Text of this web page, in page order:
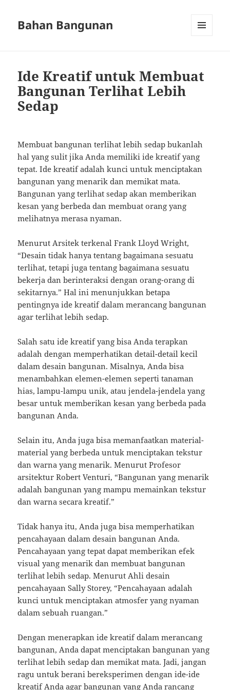
Bahan Bangunan
Ide Kreatif untuk Membuat
Bangunan Terlihat Lebih
Sedap
Membuat bangunan terlihat lebih sedap bukanlah
hal yang sulit jika Anda memiliki ide kreatif yang
tepat. Ide kreatif adalah kunci untuk menciptakan
bangunan yang menarik dan memikat mata.
Bangunan yang terlihat sedap akan memberikan
kesan yang berbeda dan membuat orang yang
melihatnya merasa nyaman.
Menurut Arsitek terkenal Frank Lloyd Wright,
“Desain tidak hanya tentang bagaimana sesuatu
terlihat, tetapi juga tentang bagaimana sesuatu
bekerja dan berinteraksi dengan orang-orang di
sekitarnya.” Hal ini menunjukkan betapa
pentingnya ide kreatif dalam merancang bangunan
agar terlihat lebih sedap.
Salah satu ide kreatif yang bisa Anda terapkan
adalah dengan memperhatikan detail-detail kecil
dalam desain bangunan. Misalnya, Anda bisa
menambahkan elemen-elemen seperti tanaman
hias, lampu-lampu unik, atau jendela-jendela yang
besar untuk memberikan kesan yang berbeda pada
bangunan Anda.
Selain itu, Anda juga bisa memanfaatkan material-
material yang berbeda untuk menciptakan tekstur
dan warna yang menarik. Menurut Profesor
arsitektur Robert Venturi, “Bangunan yang menarik
adalah bangunan yang mampu memainkan tekstur
dan warna secara kreatif.”
Tidak hanya itu, Anda juga bisa memperhatikan
pencahayaan dalam desain bangunan Anda.
Pencahayaan yang tepat dapat memberikan efek
visual yang menarik dan membuat bangunan
terlihat lebih sedap. Menurut Ahli desain
pencahayaan Sally Storey, “Pencahayaan adalah
kunci untuk menciptakan atmosfer yang nyaman
dalam sebuah ruangan.”
Dengan menerapkan ide kreatif dalam merancang
bangunan, Anda dapat menciptakan bangunan yang
terlihat lebih sedap dan memikat mata. Jadi, jangan
ragu untuk berani bereksperimen dengan ide-ide
kreatif Anda agar bangunan yang Anda rancang